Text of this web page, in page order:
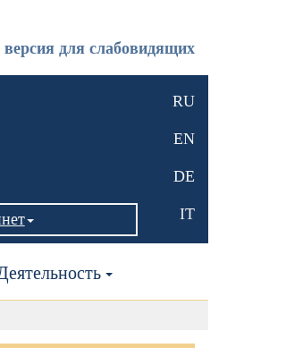
версия для слабовидящих
RU
EN
DE
IT